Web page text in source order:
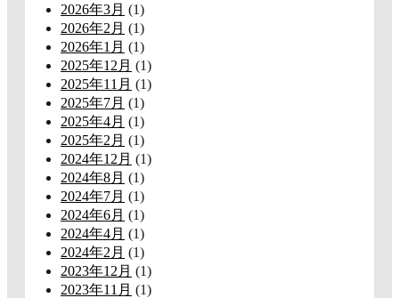
2026年3月 (1)
2026年2月 (1)
2026年1月 (1)
2025年12月 (1)
2025年11月 (1)
2025年7月 (1)
2025年4月 (1)
2025年2月 (1)
2024年12月 (1)
2024年8月 (1)
2024年7月 (1)
2024年6月 (1)
2024年4月 (1)
2024年2月 (1)
2023年12月 (1)
2023年11月 (1)